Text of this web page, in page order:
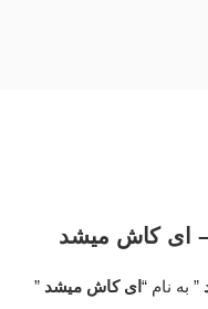
– ای کاش میشد
” به نام “ ای کاش میشد”